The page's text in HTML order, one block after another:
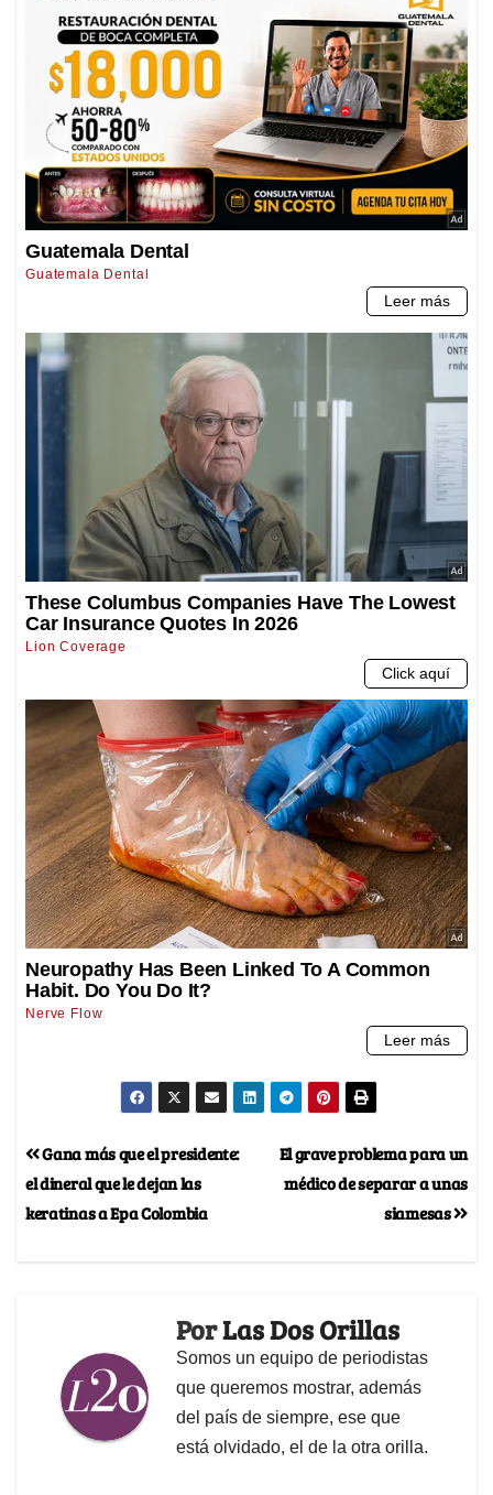
El grave problema para un
médico de separar a unas
siamesas
Gana más que el presidente:
el dineral que le dejan las
keratinas a Epa Colombia
PorLas Dos Orillas
Somos un equipo de periodistas
que queremos mostrar, además
del país de siempre, ese que
está olvidado, el de la otra orilla.